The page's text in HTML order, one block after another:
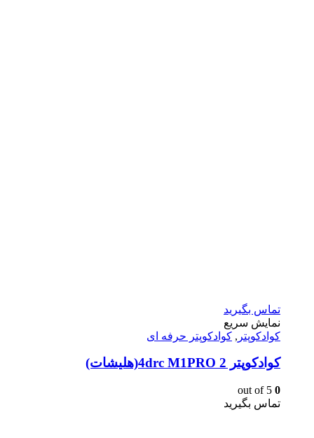
تماس بگیرید
نمایش سریع
کوادکوپتر , کوادکوپتر حرفه ای
کوادکوپتر 4drc M1PRO 2(هلیشات)
0
تماس بگیرید